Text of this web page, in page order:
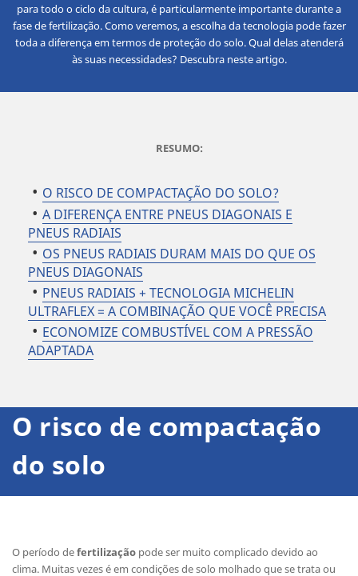
para todo o ciclo da cultura, é particularmente importante durante a
fase de fertilização. Como veremos, a escolha da tecnologia pode fazer
toda a diferença em termos de proteção do solo. Qual delas atenderá
às suas necessidades? Descubra neste artigo.
RESUMO:
O RISCO DE COMPACTAÇÃO DO SOLO?
A DIFERENÇA ENTRE PNEUS DIAGONAIS E
PNEUS RADIAIS
OS PNEUS RADIAIS DURAM MAIS DO QUE OS
PNEUS DIAGONAIS
PNEUS RADIAIS + TECNOLOGIA MICHELIN
ULTRAFLEX = A COMBINAÇÃO QUE VOCÊ PRECISA
ECONOMIZE COMBUSTÍVEL COM A PRESSÃO
ADAPTADA
O risco de compactação
do solo
O período defertilização pode ser muito complicado devido ao
clima. Muitas vezes é em condições de solo molhado que se trata ou